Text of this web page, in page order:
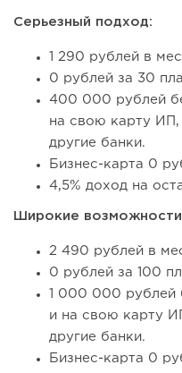
Серьезный подход:
1 290 рублей в
0 рублей за 30
400 000 рублей
на свою карту
другие банки.
Бизнес-карта 0
4,5% доход на
Широкие
2 490 рублей в
0 рублей за 100
1 000 000 рублей
и на свою карту
другие банки.
Бизнес-карта 0